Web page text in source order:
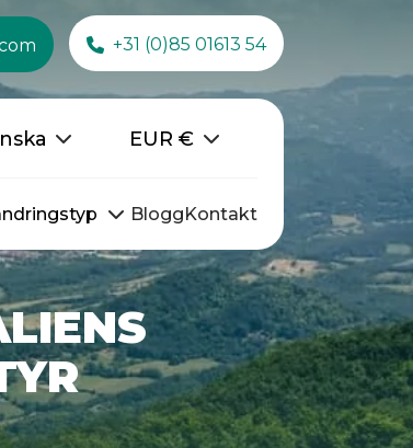
+31 (0)85 01613 54
EUR €
BloggKontakt